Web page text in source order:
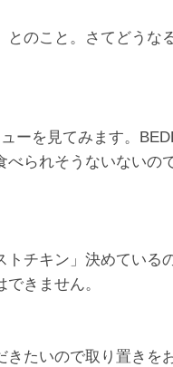
のこと。さてどうな
ーを見てみます。
られそうないないの
チキン」決めている
きません。
たいので取り置きを